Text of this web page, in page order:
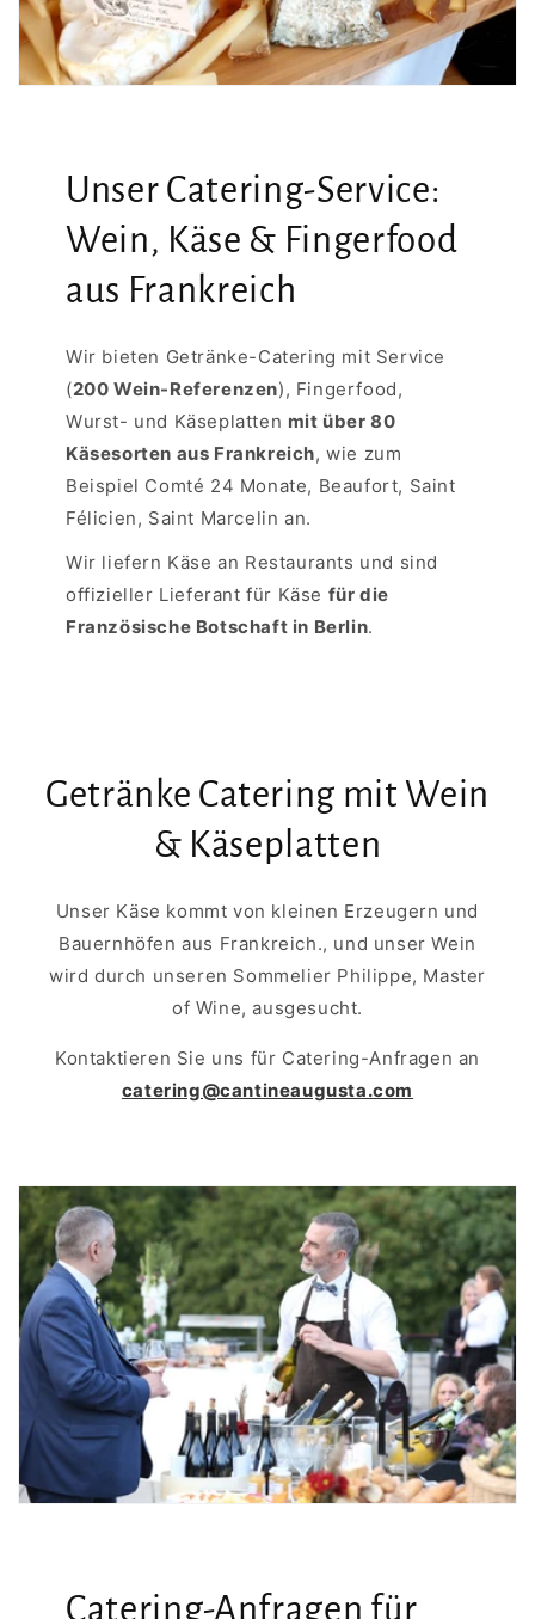
Unser Catering-Service:
Wein, Käse & Fingerfood
aus Frankreich
Wir bieten Getränke-Catering mit Service
(200 Wein-Referenzen), Fingerfood,
Wurst- und Käseplatten mit über 80
Käsesorten aus Frankreich, wie zum
Beispiel Comté 24 Monate, Beaufort, Saint
Félicien, Saint Marcelin an.
Wir liefern Käse an Restaurants und sind
offizieller Lieferant für Käse für die
Französische Botschaft in Berlin.
Getränke Catering mit Wein
& Käseplatten
​Unser Käse kommt von kleinen Erzeugern und
Bauernhöfen aus Frankreich., und unser Wein
wird durch unseren Sommelier Philippe, Master
of Wine, ausgesucht.
Kontaktieren Sie uns für Catering-Anfragen an
catering@cantineaugusta.com
Catering-Anfragen für